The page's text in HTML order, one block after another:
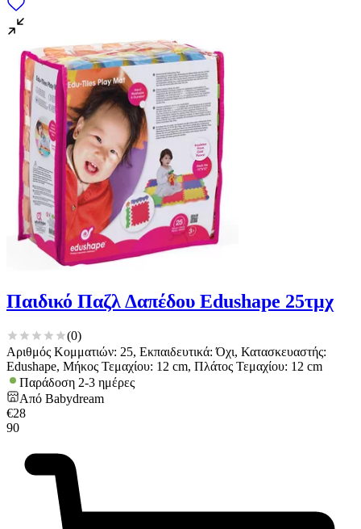
Παιδικό Παζλ Δαπέδου Edushape 25τμχ
(0)
Αριθμός Κομματιών: 25, Εκπαιδευτικά: Όχι, Κατασκευαστής:
Edushape, Μήκος Τεμαχίου: 12 cm, Πλάτος Τεμαχίου: 12 cm
Παράδοση 2-3 ημέρες
Από Babydream
€28
90